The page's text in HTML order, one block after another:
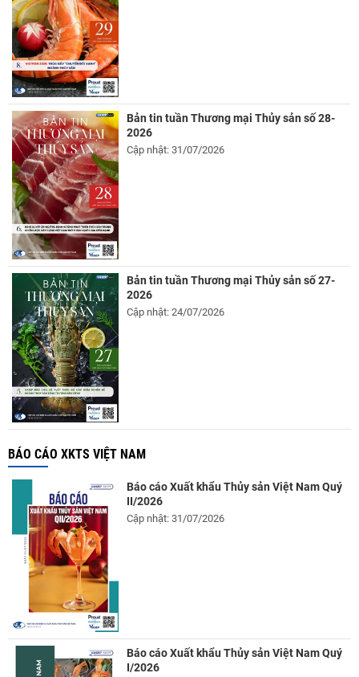
Bản tin tuần Thương mại Thủy sản số 28-
2026
Cập nhật: 31/07/2026
Bản tin tuần Thương mại Thủy sản số 27-
2026
Cập nhật: 24/07/2026
BÁO CÁO XKTS VIỆT NAM
Báo cáo Xuất khẩu Thủy sản Việt Nam Quý
II/2026
Cập nhật: 31/07/2026
Báo cáo Xuất khẩu Thủy sản Việt Nam Quý
I/2026